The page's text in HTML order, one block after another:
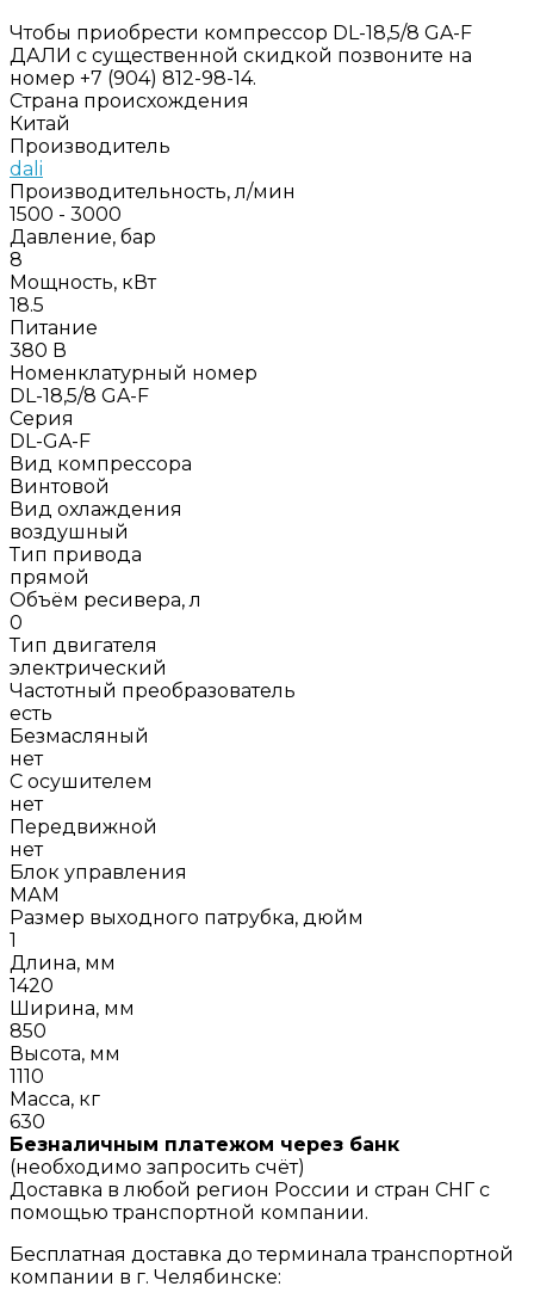
Чтобы приобрести компрессор DL-18,5/8 GA-F
ДАЛИ с существенной скидкой позвоните на
номер +7 (904) 812-98-14.
Страна происхождения
Китай
Производитель
dali
Производительность, л/мин
1500 - 3000
Давление, бар
8
Мощность, кВт
18.5
Питание
380 В
Номенклатурный номер
DL-18,5/8 GA-F
Серия
DL-GA-F
Вид компрессора
Винтовой
Вид охлаждения
воздушный
Тип привода
прямой
Объём ресивера, л
0
Тип двигателя
электрический
Частотный преобразователь
есть
Безмасляный
нет
С осушителем
нет
Передвижной
нет
Блок управления
МАМ
Размер выходного патрубка, дюйм
1
Длина, мм
1420
Ширина, мм
850
Высота, мм
1110
Масса, кг
630
Безналичным платежом через банк
(необходимо запросить счёт)
Доставка в любой регион России и стран СНГ с
помощью транспортной компании.
Бесплатная доставка до терминала транспортной
компании в г. Челябинске: